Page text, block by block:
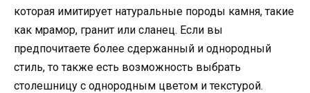
которая имитирует натуральные породы камня, такие
как мрамор, гранит или сланец. Если вы
предпочитаете более сдержанный и однородный
стиль, то также есть возможность выбрать
столешницу с однородным цветом и текстурой.